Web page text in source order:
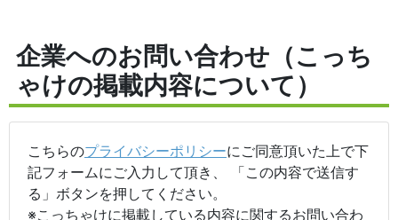
企業へのお問い合わせ（こっち
ゃけの掲載内容について）
こちらのプライバシーポリシーにご同意頂いた上で下
記フォームにご入力して頂き、 「この内容で送信す
る」ボタンを押してください。
※こっちゃけに掲載している内容に関するお問い合わ